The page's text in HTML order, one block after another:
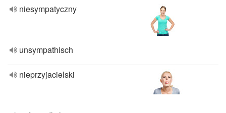
niesympatyczny
unsympathisch
nieprzyjacielski